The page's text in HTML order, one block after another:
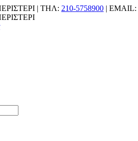
| ΤΗΛ: 210-5758900 | EMAIL: